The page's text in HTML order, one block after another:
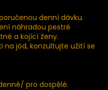
denní dávku.
náhradou pestré
a kojící ženy.
na jód, konzultujte užití se
pro dospělé.